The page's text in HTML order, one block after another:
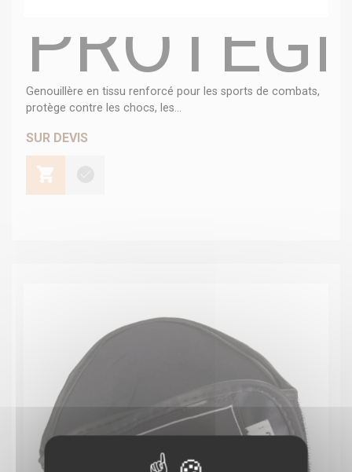
Genouillère en tissu renforcé pour les sports de combats,
protège contre les chocs, les...
SUR DEVIS